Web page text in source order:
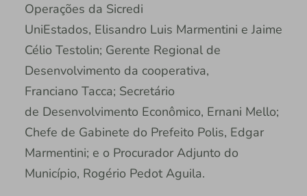
Operações da Sicredi
UniEstados, Elisandro Luis Marmentini e Jaime
Célio Testolin; Gerente Regional de
Desenvolvimento da cooperativa,
Franciano Tacca; Secretário
de Desenvolvimento Econômico, Ernani Mello;
Chefe de Gabinete do Prefeito Polis, Edgar
Marmentini; e o Procurador Adjunto do
Município, Rogério Pedot Aguila.